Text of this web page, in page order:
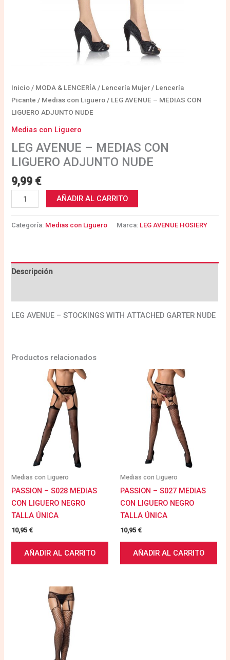
Inicio / MODA & LENCERÍA / Lencería Mujer / Lencería
Picante / Medias con Liguero / LEG AVENUE – MEDIAS CON
LIGUERO ADJUNTO NUDE
Medias con Liguero
LEG AVENUE – MEDIAS CON
LIGUERO ADJUNTO NUDE
9,99 €
AÑADIR AL CARRITO
Categoría: Medias con Liguero Marca: LEG AVENUE HOSIERY
Descripción
LEG AVENUE – STOCKINGS WITH ATTACHED GARTER NUDE
Productos relacionados
Medias con Liguero
PASSION – S028 MEDIAS
CON LIGUERO NEGRO
TALLA ÚNICA
10,95€
AÑADIR AL CARRITO
Medias con Liguero
PASSION – S027 MEDIAS
CON LIGUERO NEGRO
TALLA ÚNICA
10,95€
AÑADIR AL CARRITO